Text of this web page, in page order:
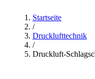
Startseite
/
Drucklufttechnik
/
Druckluft-